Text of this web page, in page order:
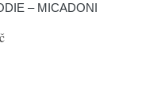
– MICADONI